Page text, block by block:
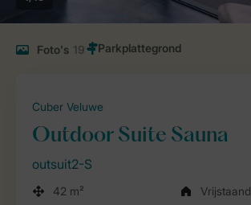
Foto's 19
Cuber Veluwe
Outdoor Suite Sauna
outsuit2-S
42 m²
Vrijstaand